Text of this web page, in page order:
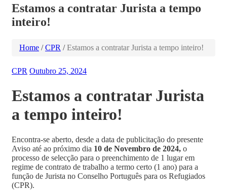
Estamos a contratar Jurista a tempo
inteiro!
Home / CPR /Estamos a contratar Jurista a tempo inteiro!
CPR Outubro 25, 2024
Estamos a contratar Jurista
a tempo inteiro!
Encontra-se aberto, desde a data de publicitação do presente
Aviso até ao próximo dia 10 de Novembro de 2024, o
processo de selecção para o preenchimento de 1 lugar em
regime de contrato de trabalho a termo certo (1 ano) para a
função de Jurista no Conselho Português para os Refugiados
(CPR).